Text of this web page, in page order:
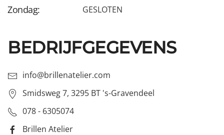
Zondag: GESLOTEN
BEDRIJFGEGEVENS
info@brillenatelier.com
Smidsweg 7, 3295 BT 's-Gravendeel
078 - 6305074
Brillen Atelier